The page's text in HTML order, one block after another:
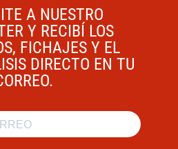
A NUESTRO
Y RECIBÍ LOS
FICHAJES Y EL
DIRECTO EN TU